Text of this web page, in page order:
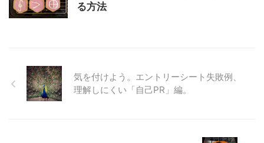
る方法
気を付けよう。エントリーシート失敗例、
理解しにくい「自己PR」編。